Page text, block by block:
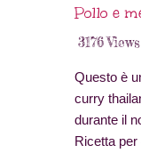
Pollo e
3176Views
Questo è
curry
durante il
Ricetta per